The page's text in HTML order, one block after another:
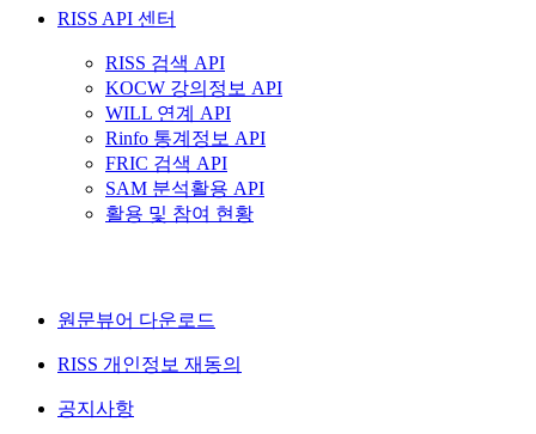
RISS API 센터
RISS 검색 API
KOCW 강의정보 API
WILL 연계 API
Rinfo 통계정보 API
FRIC 검색 API
SAM 분석활용 API
활용 및 참여 현황
원문뷰어 다운로드
RISS 개인정보 재동의
공지사항